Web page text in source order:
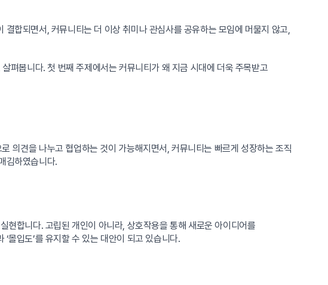
합되면서, 커뮤니티는 더 이상 취미나 관심사를 공유하는 모임에 머물지 않고,
펴봅니다. 첫 번째 주제에서는 커뮤니티가 왜 지금 시대에 더욱 주목받고
의견을 나누고 협업하는 것이 가능해지면서, 커뮤니티는 빠르게 성장하는 조직
김하였습니다.
현합니다. 고립된 개인이 아니라, 상호작용을 통해 새로운 아이디어를
몰입도’를 유지할 수 있는 대안이 되고 있습니다.